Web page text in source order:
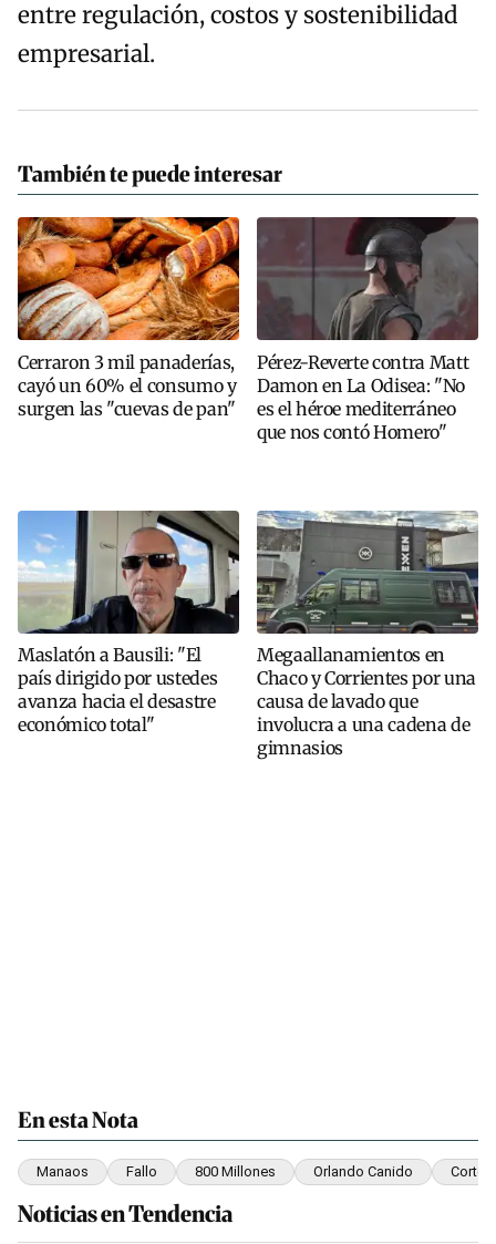
entre regulación, costos y sostenibilidad
empresarial.
También te puede interesar
Cerraron 3 mil panaderías,
cayó un 60% el consumo y
surgen las "cuevas de pan"
Pérez-Reverte contra Matt
Damon en La Odisea: "No
es el héroe mediterráneo
que nos contó Homero"
Maslatón a Bausili: "El
país dirigido por ustedes
avanza hacia el desastre
económico total"
Megaallanamientos en
Chaco y Corrientes por una
causa de lavado que
involucra a una cadena de
gimnasios
En esta Nota
Manaos Fallo 800 Millones Orlando Canido Corte
Noticias en Tendencia